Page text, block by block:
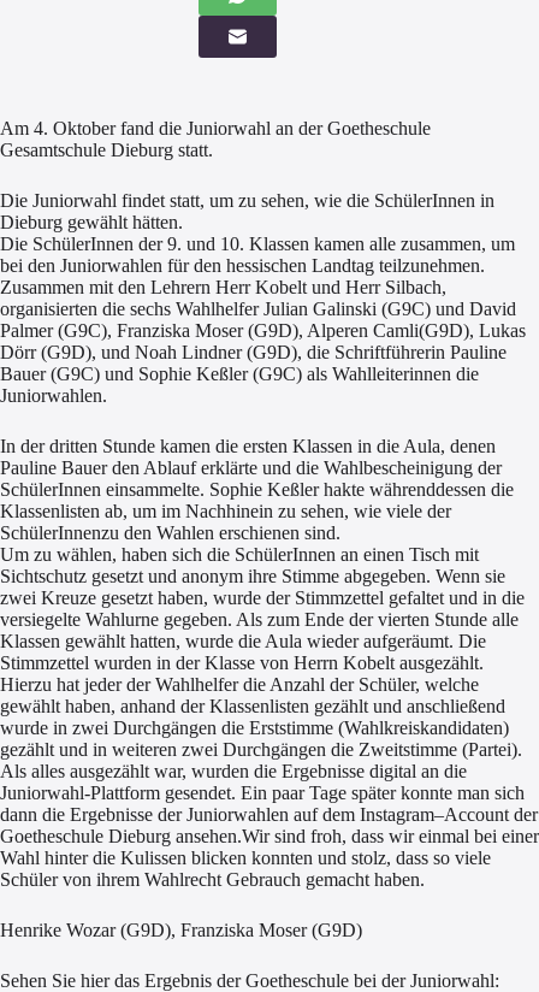
Am 4. Oktober fand die Juniorwahl an der Goetheschule
Gesamtschule Dieburg statt.
Die Juniorwahl findet statt, um zu sehen, wie die SchülerInnen in
Dieburg gewählt hätten.
Die SchülerInnen der 9. und 10. Klassen kamen alle zusammen, um
bei den Juniorwahlen für den hessischen Landtag teilzunehmen.
Zusammen mit den Lehrern Herr Kobelt und Herr Silbach,
organisierten die sechs WahlhelferJulian Galinski (G9C) und David
Palmer(G9C), Franziska Moser (G9D), Alperen Camli(G9D), Lukas
Dörr (G9D), und Noah Lindner (G9D), die Schriftführerin Pauline
Bauer (G9C) und Sophie Keßler (G9C) als Wahlleiterinnen die
Juniorwahlen.
In der dritten Stunde kamen die ersten Klassen in die Aula, denen
Pauline Bauer den Ablauf erklärte und die Wahlbescheinigung der
SchülerInnen einsammelte. Sophie Keßlerhakte währenddessen die
Klassenlisten ab, um im Nachhinein zu sehen, wie viele der
SchülerInnenzu den Wahlen erschienen sind.
Um zu wählen, haben sich die SchülerInnen an einen Tisch mit
Sichtschutz gesetzt und anonym ihre Stimme abgegeben. Wenn sie
zwei Kreuze gesetzt haben, wurde der Stimmzettel gefaltet und in die
versiegelte Wahlurne gegeben. Als zum Ende der vierten Stunde alle
Klassen gewählt hatten, wurde die Aula wieder aufgeräumt. Die
Stimmzettel wurden in der Klasse von Herrn Kobelt ausgezählt.
Hierzu hat jeder der Wahlhelfer die Anzahl der Schüler, welche
gewählt haben, anhand der Klassenlisten gezählt und anschließend
wurde in zwei Durchgängen die Erststimme (Wahlkreiskandidaten)
gezählt und in weiteren zwei Durchgängen die Zweitstimme (Partei).
Als alles ausgezählt war, wurden die Ergebnisse digital an die
Juniorwahl-Plattform gesendet. Ein paar Tage später konnte man sich
dann die Ergebnisse der Juniorwahlen auf dem Instagram–Account der
Goetheschule Dieburg ansehen.Wir sind froh, dass wir einmal bei einer
Wahl hinter die Kulissen blicken konnten und stolz, dass so viele
Schülervon ihrem Wahlrecht Gebrauch gemacht haben.
Henrike Wozar(G9D), Franziska Moser (G9D)
Sehen Sie hier das Ergebnis der Goetheschule bei der Juniorwahl: